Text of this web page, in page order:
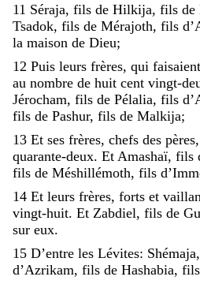
11 Séraja, fils de Hilkija, fils de
Tsadok, fils de Mérajoth, fils
la maison de Dieu;
12 Puis leurs frères, qui faisaient
au nombre de huit cent vingt-
Jérocham, fils de Pélalia, fils
fils de Pashur, fils de Malkija;
13 Et ses frères, chefs des pères,
quarante-deux. Et Amashaï, fils
fils de Méshillémoth, fils
14 Et leurs frères, forts et
vingt-huit. Et Zabdiel, fils de
sur eux.
15 D’entre les Lévites: Shémaja,
d’Azrikam, fils de Hashabia, fils